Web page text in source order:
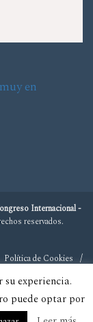
en
Internacional -
reservados.
Política de Cookies
experiencia.
puede optar por